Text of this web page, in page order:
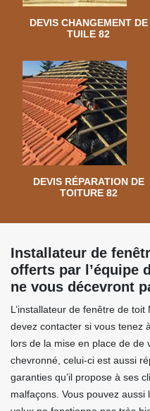
DEVIS CHANGEMENT DE
TUILE 82
DEVIS RÉPARATION DE
TOITURE 82
Installateur de
offerts par l’équipe
ne vous décevront
L’installateur de fenêtre de
devez contacter si vous tenez
lors de la mise en place de de
chevronné, celui-ci est aussi
garanties qu’il propose à ses
malfaçons. Vous pouvez